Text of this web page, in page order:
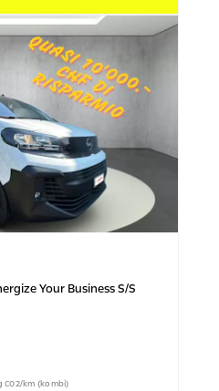
Your Business S/S
C02/km (kombi)